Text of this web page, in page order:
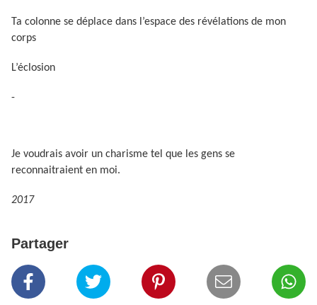
Ta colonne se déplace dans l’espace des révélations de mon
corps
L’éclosion
-
Je voudrais avoir un charisme tel que les gens se
reconnaitraient en moi.
2017
Partager